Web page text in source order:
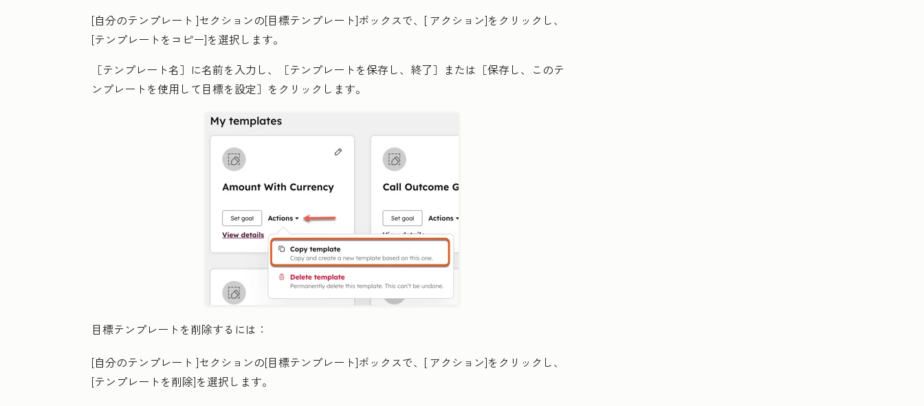
[自分のテンプレート ]セクションの[目標テンプレート]ボックスで、[ アクション]をクリックし、
[テンプレートをコピー]を選択します。
［テンプレート名］ に名前を入力し、［テンプレートを保存し、終了］ または［保存し、このテ
ンプレートを使用して目標を設定］ をクリックします。
目標テンプレートを削除するには：
[自分のテンプレート ]セクションの[目標テンプレート]ボックスで、[ アクション]をクリックし、
[テンプレートを削除]を選択します。